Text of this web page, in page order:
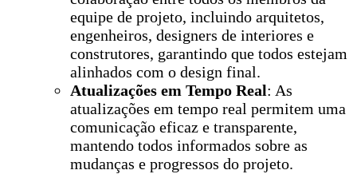
equipe de projeto, incluindo arquitetos,
engenheiros, designers de interiores e
construtores, garantindo que todos estejam
alinhados com o design final.
Atualizações em Tempo Real: As
atualizações em tempo real permitem uma
comunicação eficaz e transparente,
mantendo todos informados sobre as
mudanças e progressos do projeto.